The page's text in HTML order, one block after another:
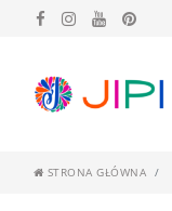
STRONA GŁÓWNA